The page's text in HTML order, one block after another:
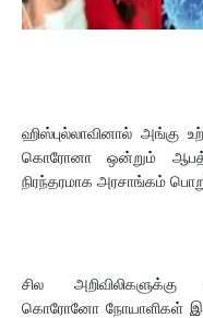
ஹிஸ்புல்லாவினால் அங்கு
கொரோனா ஒன்றும்
நிரந்தரமாக அரசாங்கம்
சில அறிவிலிகளுக்கு
கொரோனோ நோயாளிகள்